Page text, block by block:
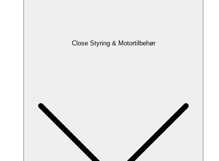
Close Styring & Motortilbehør